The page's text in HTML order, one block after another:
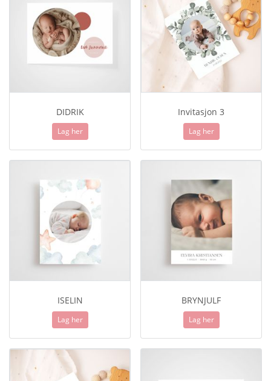
DIDRIK
Lag her
Invitasjon 3
Lag her
ISELIN
Lag her
BRYNJULF
Lag her